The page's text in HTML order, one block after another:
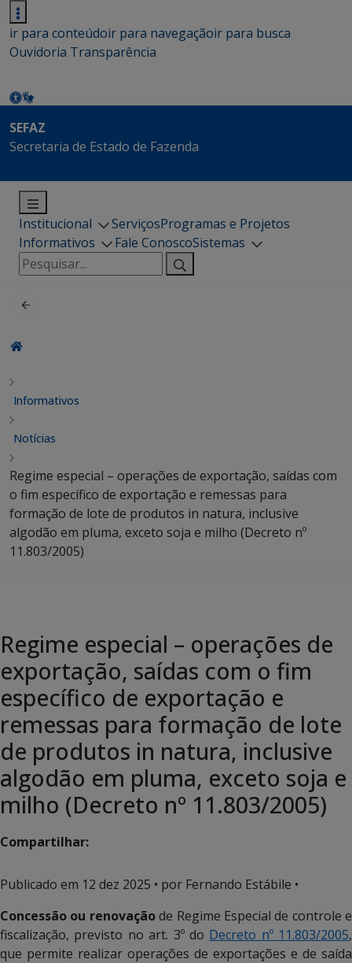
ir para conteúdoir para navegaçãoir para busca
Ouvidoria Transparência
SEFAZ
Secretaria de Estado de Fazenda
Institucional ServiçosProgramas e Projetos
Informativos
Fale ConoscoSistemas
Pesquisar
por:
Informativos
Notícias
Regime especial – operações de exportação, saídas com
o fim específico de exportação e remessas para
formação de lote de produtos in natura, inclusive
algodão em pluma, exceto soja e milho (Decreto nº
11.803/2005)
Regime especial – operações de
exportação, saídas com o fim
específico de exportação e
remessas para formação de lote
de produtos in natura, inclusive
algodão em pluma, exceto soja e
milho (Decreto nº 11.803/2005)
Compartilhar:
Publicado em 12 dez 2025 • por Fernando Estábile •
Concessão ou renovaçãode Regime Especial de controle e
fiscalização, previsto no art. 3º do Decreto nº 11.803/2005,
que permite realizar operações de exportações e de saída